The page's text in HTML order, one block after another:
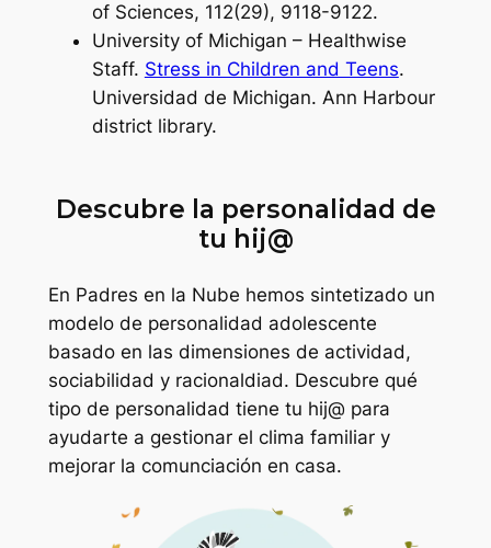
of Sciences, 112(29), 9118-9122.
University of Michigan – Healthwise
Staff. Stress in Children and Teens.
Universidad de Michigan. Ann Harbour
district library.
Descubre la personalidad de
tu hij@
En Padres en la Nube hemos sintetizado un
modelo de personalidad adolescente
basado en las dimensiones de actividad,
sociabilidad y racionaldiad. Descubre qué
tipo de personalidad tiene tu hij@ para
ayudarte a gestionar el clima familiar y
mejorar la comunciación en casa.